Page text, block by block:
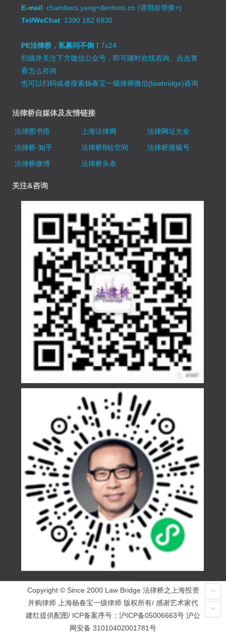
E-mail: chambers.yang+dentons.cn (请用@替换+)
Tel/WeChat: 1390 182 6830
PE法律桥，私募问不倒！7x24
扫描并关注下方微信公众号，即可随时在线咨询。 点击查
看怎么咨询
也可以扫码或者搜索杨春宝一级律师微信(lawbridge)咨询
法律桥自媒体及友情链接
法律图书馆 上海法律网
法律网址大全
法律桥-知乎
法律桥B站空间
法律桥搜狐号
法律桥微博
法律桥头条
关注&咨询
Copyright © Since 2000 Law Bridge 法律桥之上海投资
并购律师 上海杨春宝一级律师 版权所有/ 感谢艺术家代
建红提供配图/ ICP备案序号： 沪ICP备05006663号 沪公
网安备 31010402001781号